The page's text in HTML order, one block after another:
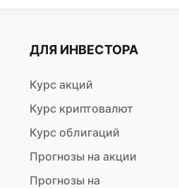
ДЛЯ ИНВЕСТОРА
Курс акций
Курс криптовалют
Курс облигаций
Прогнозы на акции
Прогнозы на